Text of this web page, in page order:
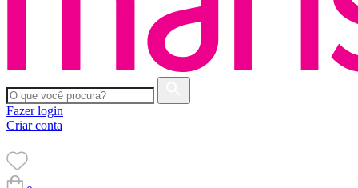
Fazer login
Criar conta